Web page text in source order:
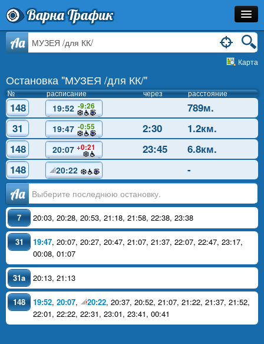
Варна Трафик
Остановка
Расписание
Как Добраться?
Инфо
Aa
Карта
Остановка "МУЗЕЯ /для КК/"
№ расписание через расстояние
148 19:52 -9:26
789м.
31
19:47 -0:55 2:30
1.2км.
148
20:07 +0:21 23:45
6.8км.
148
20:22 -
Аа
7 20:03, 20:28, 20:53, 21:18, 21:58, 22:38, 23:38
31 19:47, 20:07, 20:27, 20:47, 21:07, 21:37, 22:07, 22:47, 23:17,
00:08, 01:07
31a 20:13, 21:13
148 19:52, 20:07, 20:22, 20:37, 20:52, 21:07, 21:22, 21:37, 21:52,
22:01, 22:22, 22:31, 23:01, 23:41, 00:41